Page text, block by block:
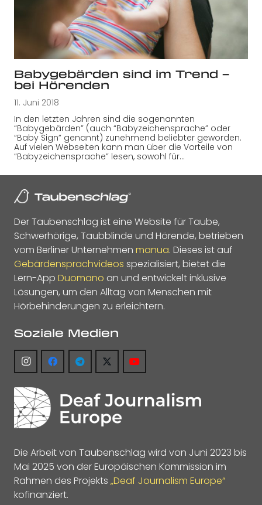
Babygebärden sind im Trend –
bei Hörenden
11. Juni 2018
In den letzten Jahren sind die sogenannten
“Babygebärden” (auch “Babyzeichensprache” oder
“Baby Sign” genannt) zunehmend beliebter geworden.
Auf vielen Webseiten kann man über die Vorteile von
“Babyzeichensprache” lesen, sowohl für…
Der Taubenschlag ist eine Website für Taube,
Schwerhörige, Taubblinde und Hörende, betrieben
vom Berliner Unternehmen manua. Dieses ist auf
Gebärdensprachvideos spezialisiert, bietet die
Lern-App Duomano an und entwickelt inklusive
Lösungen, um den Alltag von Menschen mit
Hörbehinderungen zu erleichtern.
Soziale Medien
Die Arbeit von Taubenschlag wird von Juni 2023 bis
Mai 2025 von der Europäischen Kommission im
Rahmen des Projekts „Deaf Journalism Europe“
kofinanziert.